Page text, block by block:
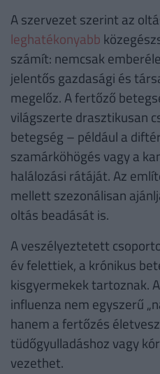
A szervezet szerint az
leghatékonyabb
számít: nemcsak
jelentős gazdasági és
megelőz. A fertőző
világszerte drasztikusan
betegség – például a
szamárköhögés vagy a
halálozási rátáját. Az
mellett szezonálisan
oltás beadását is.
A veszélyeztetett
év felettiek, a krónikus
kisgyermekek tartoznak.
influenza nem egyszerű
hanem a fertőzés
tüdőgyulladáshoz vagy
vezethet.